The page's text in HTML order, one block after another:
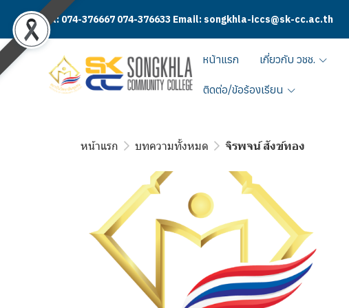
Tel: 074-376667 074-376633 Email: songkhla-iccs@sk-cc.ac.th
หน้าแรก เกี่ยวกับ วชช.
ติดต่อ/ข้อร้องเรียน
หน้าแรก บทความทั้งหมด จิรพจน์ สังข์ทอง